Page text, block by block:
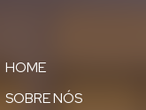
HOME
SOBRE NÓS